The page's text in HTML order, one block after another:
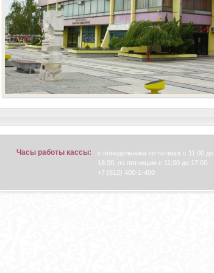
Часы работы кассы:
с понедельника по четверг с 11:00 до
18:00, по пятницам с 11:00 до 17:00
+7 (812) 400-1-400